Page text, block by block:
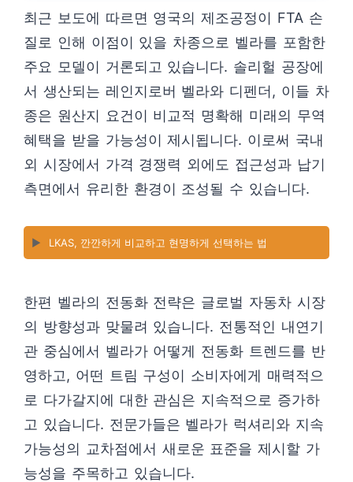
최근 보도에 따르면 영국의 제조공정이 FTA 손
질로 인해 이점이 있을 차종으로 벨라를 포함한
주요 모델이 거론되고 있습니다. 솔리헐 공장에
서 생산되는 레인지로버 벨라와 디펜더, 이들 차
종은 원산지 요건이 비교적 명확해 미래의 무역
혜택을 받을 가능성이 제시됩니다. 이로써 국내
외 시장에서 가격 경쟁력 외에도 접근성과 납기
측면에서 유리한 환경이 조성될 수 있습니다.
▶️ LKAS, 깐깐하게 비교하고 현명하게 선택하는 법
한편 벨라의 전동화 전략은 글로벌 자동차 시장
의 방향성과 맞물려 있습니다. 전통적인 내연기
관 중심에서 벨라가 어떻게 전동화 트렌드를 반
영하고, 어떤 트림 구성이 소비자에게 매력적으
로 다가갈지에 대한 관심은 지속적으로 증가하
고 있습니다. 전문가들은 벨라가 럭셔리와 지속
가능성의 교차점에서 새로운 표준을 제시할 가
능성을 주목하고 있습니다.